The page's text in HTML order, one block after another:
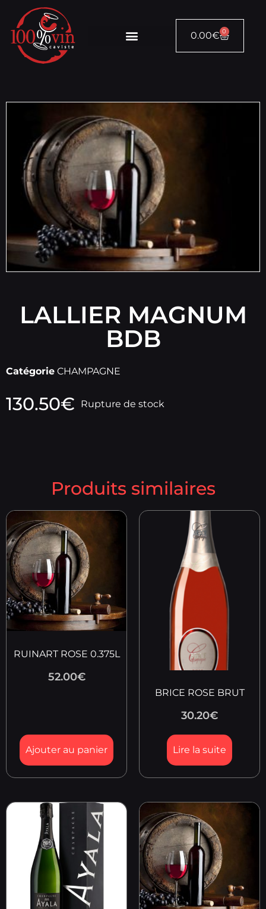
0.00€ 0
LALLIER MAGNUM
BDB
Catégorie CHAMPAGNE
130.50€ Rupture de stock
Produits similaires
RUINART ROSE 0.375L
52.00€
Ajouter au panier
BRICE ROSE BRUT
30.20€
Lire la suite